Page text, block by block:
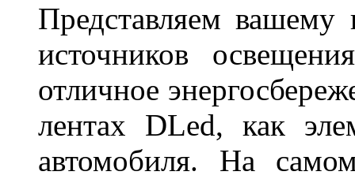
Представляем
источников
отличное
лентах DLed, как
автомобиля. На